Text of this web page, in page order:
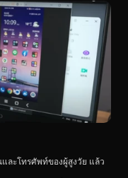
ละโทรศัพท์ของผู้สูงวัย แล้ว